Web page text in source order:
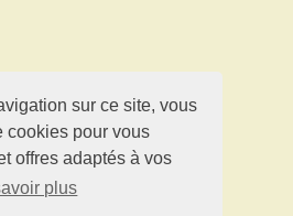
sur ce site, vous
cookies pour vous
offres adaptés à vos
plus